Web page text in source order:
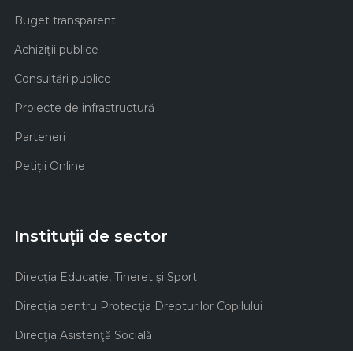
Buget transparent
Achiziţii publice
Consultări publice
Proiecte de infrastructură
Parteneri
Petiții Online
Instituții de sector
Direcţia Educaţie, Tineret şi Sport
Direcţia pentru Protecţia Drepturilor Copilului
Direcţia Asistenţă Socială